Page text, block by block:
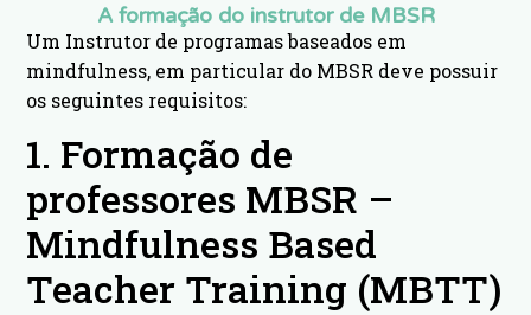
A formação do instrutor de MBSR
Um Instrutor de programas baseados em
mindfulness, em particular do MBSR deve possuir
os seguintes requisitos:
1. Formação de
professores MBSR –
Mindfulness Based
Teacher Training (MBTT)